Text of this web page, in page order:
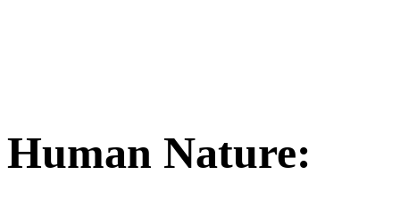
Nature: